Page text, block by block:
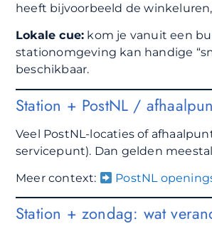
heeft bijvoorbeeld de
Lokale cue: kom je vanuit een
stationomgeving kan handige
beschikbaar.
Station + PostNL /
Veel PostNL-locaties of
servicepunt). Dan gelden
Meer context: PostNL
Station + zondag: wat